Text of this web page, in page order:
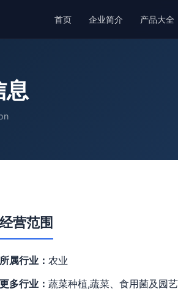
首页 企业简介 产品大全
息
经营范围
所属行业： 农业
更多行业： 蔬菜种植,蔬菜、食用菌及园艺